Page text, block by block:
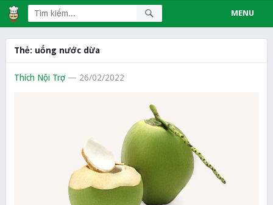
MENU
Thẻ: uống nước dừa
Thích Nội Trợ — 26/02/2022